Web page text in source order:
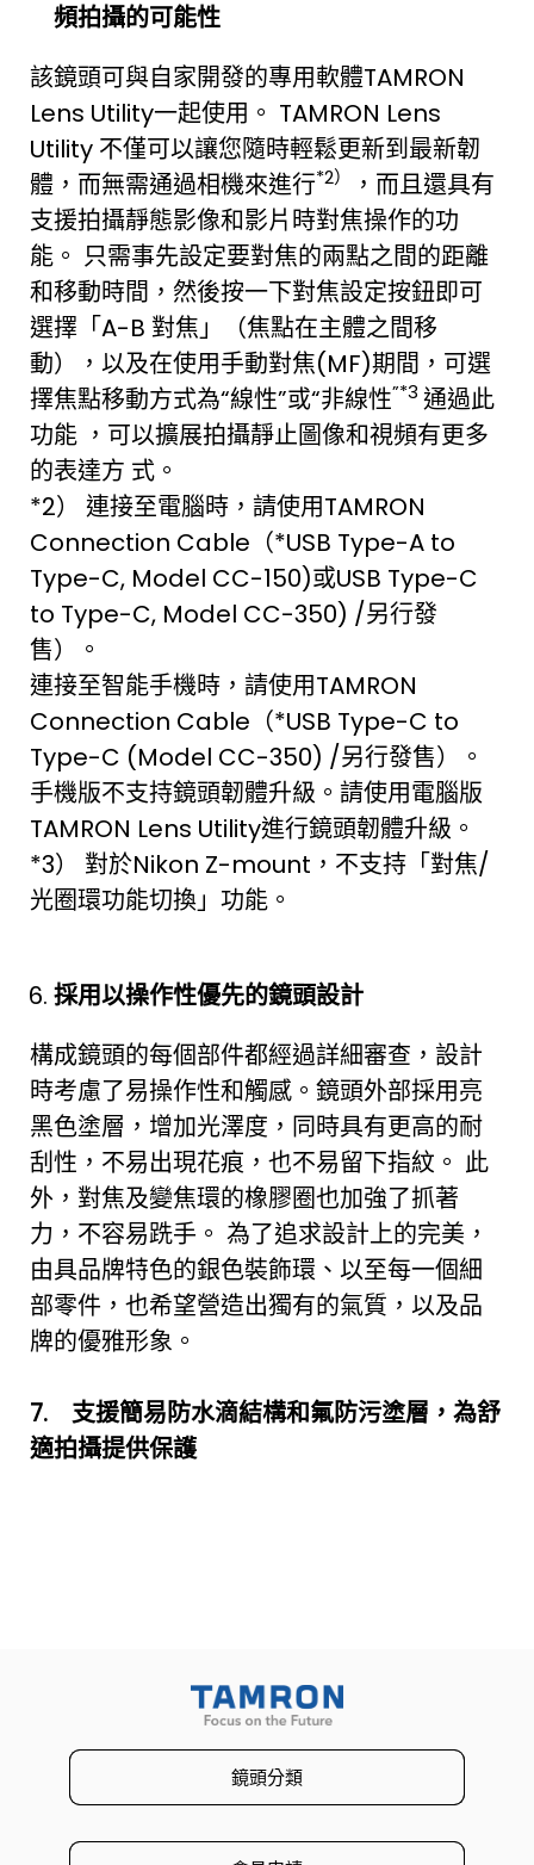
頻拍攝的可能性
該鏡頭可與自家開發的專用軟體TAMRON
Lens Utility一起使用。 TAMRON Lens
Utility 不僅可以讓您隨時輕鬆更新到最新韌
體，而無需通過相機來進行*2）
，而且還具有
支援拍攝靜態影像和影片時對焦操作的功
能。 只需事先設定要對焦的兩點之間的距離
和移動時間，然後按一下對焦設定按鈕即可
選擇「A-B 對焦」（焦點在主體之間移
動），以及在使用手動對焦(MF)期間，可選
擇焦點移動方式為“線性”或“非線性”*3 通過此
功能 ，可以擴展拍攝靜止圖像和視頻有更多
的表達方 式。
*2） 連接至電腦時，請使用TAMRON
Connection Cable（*USB Type-A to
Type-C, Model CC-150)或USB Type-C
to Type-C, Model CC-350) /另行發
售）。
連接至智能手機時，請使用TAMRON
Connection Cable（*USB Type-C to
Type-C (Model CC-350) /另行發售）。
手機版不支持鏡頭韌體升級。請使用電腦版
TAMRON Lens Utility進行鏡頭韌體升級。
*3） 對於Nikon Z-mount，不支持「對焦/
光圈環功能切換」功能。
採用以操作性優先的鏡頭設計
構成鏡頭的每個部件都經過詳細審查，設計
時考慮了易操作性和觸感。鏡頭外部採用亮
黑色塗層，增加光澤度，同時具有更高的耐
刮性，不易出現花痕，也不易留下指紋。 此
外，對焦及變焦環的橡膠圈也加強了抓著
力，不容易跣手。 為了追求設計上的完美，
由具品牌特色的銀色裝飾環、以至每一個細
部零件，也希望營造出獨有的氣質，以及品
牌的優雅形象。
7. 支援簡易防水滴結構和氟防污塗層，為舒
適拍攝提供保護
鏡頭分類